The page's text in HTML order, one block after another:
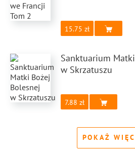
15.75
Sanktuarium
w Skrzatuszu
7.88
POKAŻ